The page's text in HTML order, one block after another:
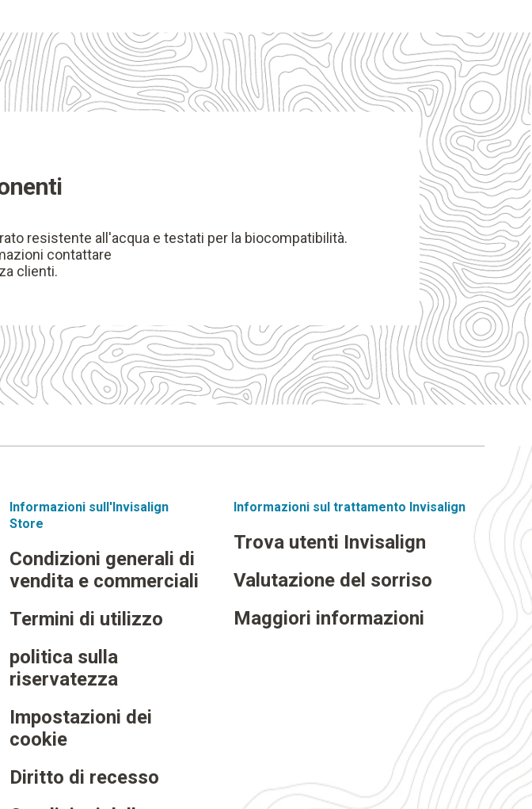
resistente all'acqua e testati per la biocompatibilità.
contattare
clienti.
Informazioni sull'Invisalign
Store
Condizioni generali di
vendita e commerciali
Termini di utilizzo
politica sulla
riservatezza
Impostazioni dei
cookie
Diritto di recesso
Informazioni sul trattamento Invisalign
Trova utenti Invisalign
Valutazione del sorriso
Maggiori informazioni